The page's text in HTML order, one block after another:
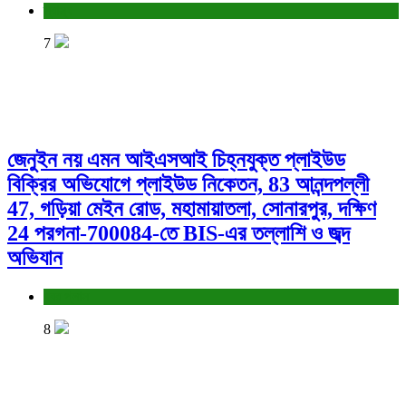
7
জেনুইন নয় এমন আইএসআই চিহ্নযুক্ত প্লাইউড
বিক্রির অভিযোগে প্লাইউড নিকেতন, 83 আনন্দপল্লী
47, গড়িয়া মেইন রোড, মহামায়াতলা, সোনারপুর, দক্ষিণ
24 পরগনা-700084-তে BIS-এর তল্লাশি ও জব্দ
অভিযান
8